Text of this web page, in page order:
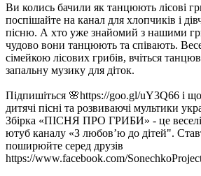
Ви колись бачили як танцюють лісові
поспішайте на канал для хлопчиків і
пісню. А хто уже знайомий з нашими
чудово вони танцюють та співають.
сімейкою лісових грибів, вчіться
запальну музику для діток.
Підпишіться 🌸https://goo.gl/uY3Q66 і
дитячі пісні та розвиваючі мультики
Збірка «ПІСНЯ ПРО ГРИБИ» - це веселі
ютуб каналу «З любов’ю до дітей".
поширюйте серед друзів
https://www.facebook.com/